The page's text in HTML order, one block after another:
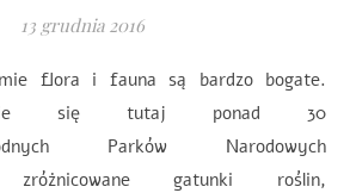
13 grudnia 2016
flora i fauna są bardzo bogate.
się tutaj ponad 30
Parków Narodowych
zróżnicowane gatunki roślin,